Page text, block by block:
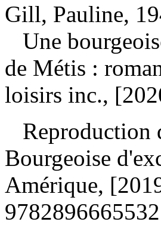
Gill, Pauline,
Une
de Métis :
loisirs inc.,
Reproduction
Bourgeoise
Amérique,